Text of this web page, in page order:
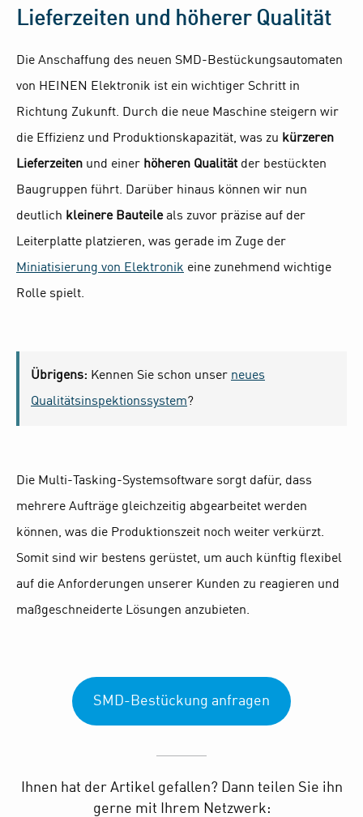
Lieferzeiten und höherer Qualität
Die Anschaffung des neuen SMD-Bestückungsautomaten
von HEINEN Elektronik ist ein wichtiger Schritt in
Richtung Zukunft. Durch die neue Maschine steigern wir
die Effizienz und Produktionskapazität, was zu kürzeren
Lieferzeiten und einer höheren Qualitätder bestückten
Baugruppen führt. Darüber hinaus können wir nun
deutlich kleinere Bauteileals zuvor präzise auf der
Leiterplatte platzieren, was gerade im Zuge der
Miniatisierung von Elektronik eine zunehmend wichtige
Rolle spielt.
Übrigens: Kennen Sie schon unser neues
Qualitätsinspektionssystem?
Die Multi-Tasking-Systemsoftware sorgt dafür, dass
mehrere Aufträge gleichzeitig abgearbeitet werden
können, was die Produktionszeit noch weiter verkürzt.
Somit sind wir bestens gerüstet, um auch künftig flexibel
auf die Anforderungen unserer Kunden zu reagieren und
maßgeschneiderte Lösungen anzubieten.
SMD-Bestückung anfragen
Ihnen hat der Artikel gefallen? Dann teilen Sie ihn
gerne mit Ihrem Netzwerk: